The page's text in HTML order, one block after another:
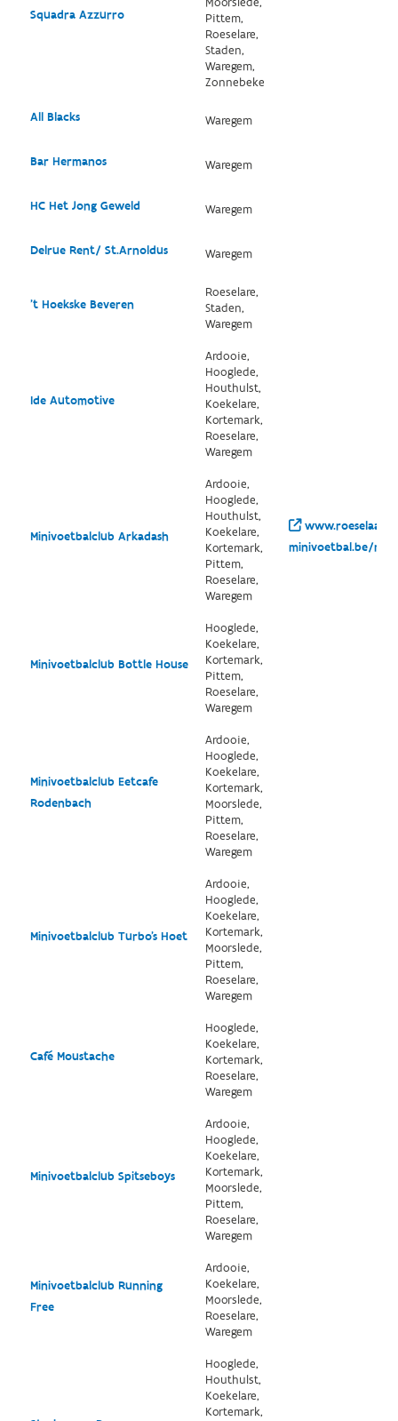
Squadra Azzurro
Pittem,
Roeselare,
Staden,
Waregem,
Zonnebeke
All Blacks Waregem
Bar Hermanos Waregem
HC Het Jong Geweld Waregem
Delrue Rent/ St.Arnoldus Waregem
't Hoekske Beveren
Roeselare,
Staden,
Waregem
Ide Automotive
Ardooie,
Hooglede,
Houthulst,
Koekelare,
Kortemark,
Roeselare,
Waregem
Minivoetbalclub Arkadash
Ardooie,
Hooglede,
Houthulst,
Koekelare,
Kortemark,
Pittem,
Roeselare,
Waregem
www.roeselaars-
minivoetbal.be/
Minivoetbalclub Bottle House
Hooglede,
Koekelare,
Kortemark,
Pittem,
Roeselare,
Waregem
Minivoetbalclub Eetcafe
Rodenbach
Ardooie,
Hooglede,
Koekelare,
Kortemark,
Moorslede,
Pittem,
Roeselare,
Waregem
Minivoetbalclub Turbo's Hoet
Ardooie,
Hooglede,
Koekelare,
Kortemark,
Moorslede,
Pittem,
Roeselare,
Waregem
Café Moustache
Hooglede,
Koekelare,
Kortemark,
Roeselare,
Waregem
Minivoetbalclub Spitseboys
Ardooie,
Hooglede,
Koekelare,
Kortemark,
Moorslede,
Pittem,
Roeselare,
Waregem
Minivoetbalclub Running
Free
Ardooie,
Koekelare,
Moorslede,
Roeselare,
Waregem
Hooglede,
Houthulst,
Koekelare,
Kortemark,